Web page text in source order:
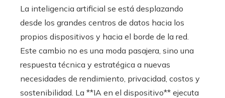
La inteligencia artificial se está desplazando
desde los grandes centros de datos hacia los
propios dispositivos y hacia el borde de la red.
Este cambio no es una moda pasajera, sino una
respuesta técnica y estratégica a nuevas
necesidades de rendimiento, privacidad, costos y
sostenibilidad. La **IA en el dispositivo** ejecuta